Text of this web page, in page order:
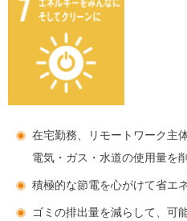
在宅勤務、リモートワーク主
電気・ガス・水道の使用量を
積極的な節電を心がけて省エ
ゴミの排出量を減らして、可